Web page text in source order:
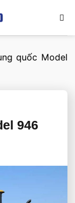
quốc Model
946